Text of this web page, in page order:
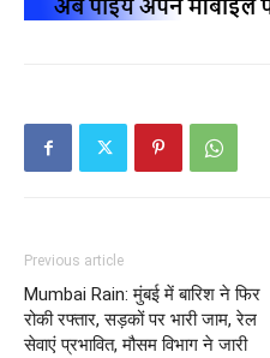
Previous article
Mumbai Rain: मुंबई में बारिश ने फिर
रोकी रफ्तार, सड़कों पर भारी जाम, रेल
सेवाएं प्रभावित, मौसम विभाग ने जारी